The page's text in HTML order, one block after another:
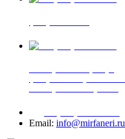
Email: info@mirfaneri.ru